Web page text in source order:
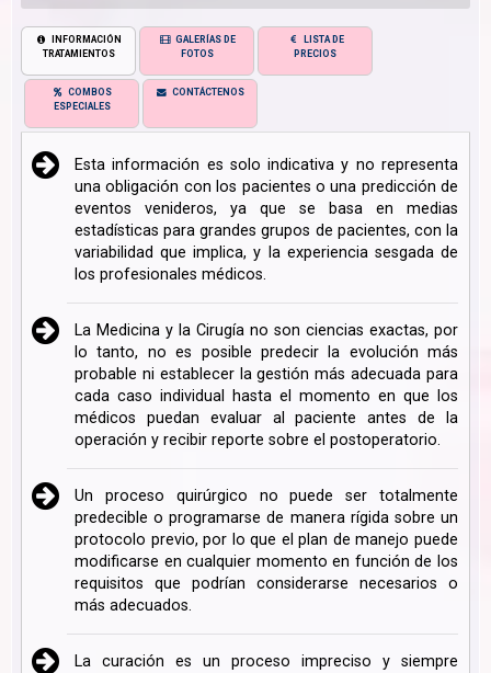
INFORMACIÓN
TRATAMIENTOS
GALERÍAS DE
FOTOS
LISTA DE
PRECIOS
COMBOS
ESPECIALES
CONTÁCTENOS
Esta información es solo indicativa y no representa
una obligación con los pacientes o una predicción de
eventos venideros, ya que se basa en medias
estadísticas para grandes grupos de pacientes, con la
variabilidad que implica, y la experiencia sesgada de
los profesionales médicos.
La Medicina y la Cirugía no son ciencias exactas, por
lo tanto, no es posible predecir la evolución más
probable ni establecer la gestión más adecuada para
cada caso individual hasta el momento en que los
médicos puedan evaluar al paciente antes de la
operación y recibir reporte sobre el postoperatorio.
Un proceso quirúrgico no puede ser totalmente
predecible o programarse de manera rígida sobre un
protocolo previo, por lo que el plan de manejo puede
modificarse en cualquier momento en función de los
requisitos que podrían considerarse necesarios o
más adecuados.
La curación es un proceso impreciso y siempre